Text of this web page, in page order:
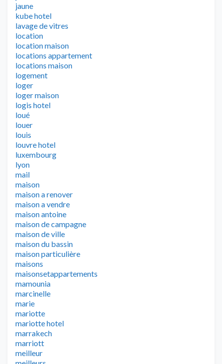
jaune
kube hotel
lavage de vitres
location
location maison
locations appartement
locations maison
logement
loger
loger maison
logis hotel
loué
louer
louis
louvre hotel
luxembourg
lyon
mail
maison
maison a renover
maison a vendre
maison antoine
maison de campagne
maison de ville
maison du bassin
maison particulière
maisons
maisonsetappartements
mamounia
marcinelle
marie
mariotte
mariotte hotel
marrakech
marriott
meilleur